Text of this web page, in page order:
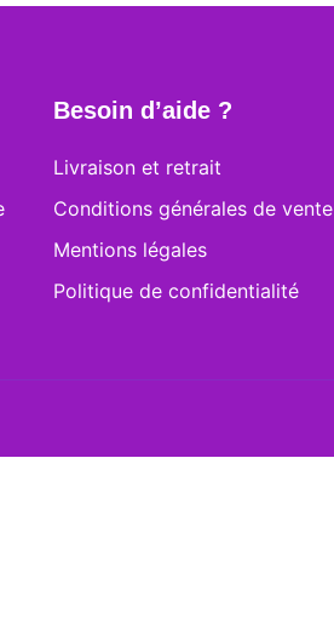
Besoin d’aide ?
Livraison et retrait
Conditions générales de vente
Mentions légales
Politique de confidentialité